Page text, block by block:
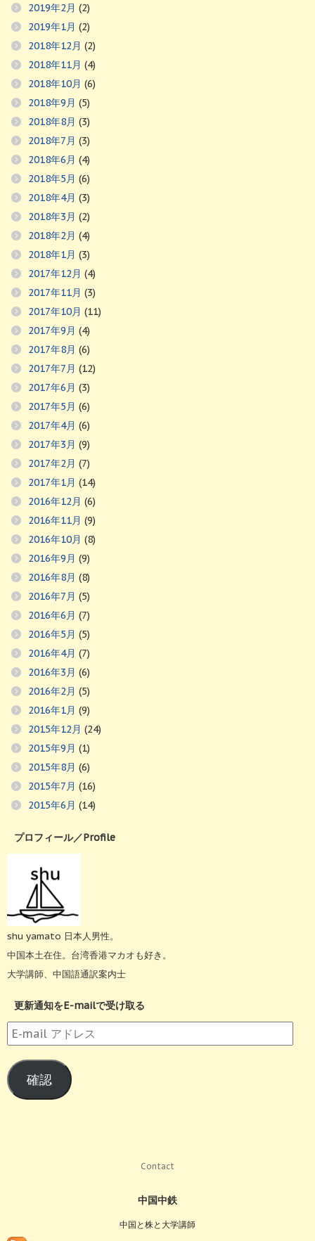
2019年2月 (2)
2019年1月 (2)
2018年12月 (2)
2018年11月 (4)
2018年10月 (6)
2018年9月 (5)
2018年8月 (3)
2018年7月 (3)
2018年6月 (4)
2018年5月 (6)
2018年4月 (3)
2018年3月 (2)
2018年2月 (4)
2018年1月 (3)
2017年12月 (4)
2017年11月 (3)
2017年10月 (11)
2017年9月 (4)
2017年8月 (6)
2017年7月 (12)
2017年6月 (3)
2017年5月 (6)
2017年4月 (6)
2017年3月 (9)
2017年2月 (7)
2017年1月 (14)
2016年12月 (6)
2016年11月 (9)
2016年10月 (8)
2016年9月 (9)
2016年8月 (8)
2016年7月 (5)
2016年6月 (7)
2016年5月 (5)
2016年4月 (7)
2016年3月 (6)
2016年2月 (5)
2016年1月 (9)
2015年12月 (24)
2015年9月 (1)
2015年8月 (6)
2015年7月 (16)
2015年6月 (14)
プロフィール／Profile
shu yamato 日本人男性。
中国本土在住。台湾香港マカオも好き。
大学講師、中国語通訳案内士
更新通知をE-mailで受け取る
E-
mail
ア
ド
レ
確認
Contact
中国中鉄
中国と株と大学講師